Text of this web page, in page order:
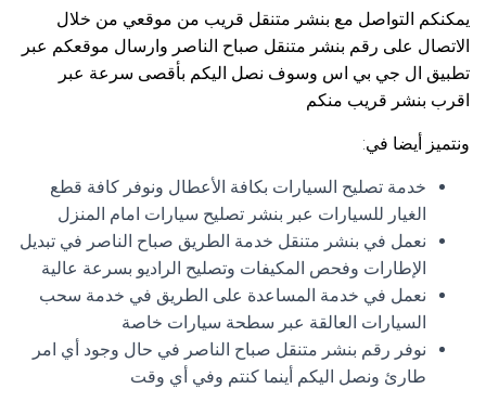
يمكنكم التواصل مع بنشر متنقل قريب من موقعي من خلال
الاتصال على رقم بنشر متنقل صباح الناصر وارسال موقعكم عبر
تطبيق ال جي بي اس وسوف نصل اليكم بأقصى سرعة عبر
اقرب بنشر قريب منكم
ونتميز أيضا في:
خدمة تصليح السيارات بكافة الأعطال ونوفر كافة قطع
الغيار للسيارات عبر بنشر تصليح سيارات امام المنزل
نعمل في بنشر متنقل خدمة الطريق صباح الناصر في تبديل
الإطارات وفحص المكيفات وتصليح الراديو بسرعة عالية
نعمل في خدمة المساعدة على الطريق في خدمة سحب
السيارات العالقة عبر سطحة سيارات خاصة
نوفر رقم بنشر متنقل صباح الناصر في حال وجود أي امر
طارئ ونصل اليكم أينما كنتم وفي أي وقت